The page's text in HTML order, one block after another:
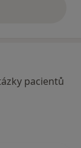
názory
pacientů